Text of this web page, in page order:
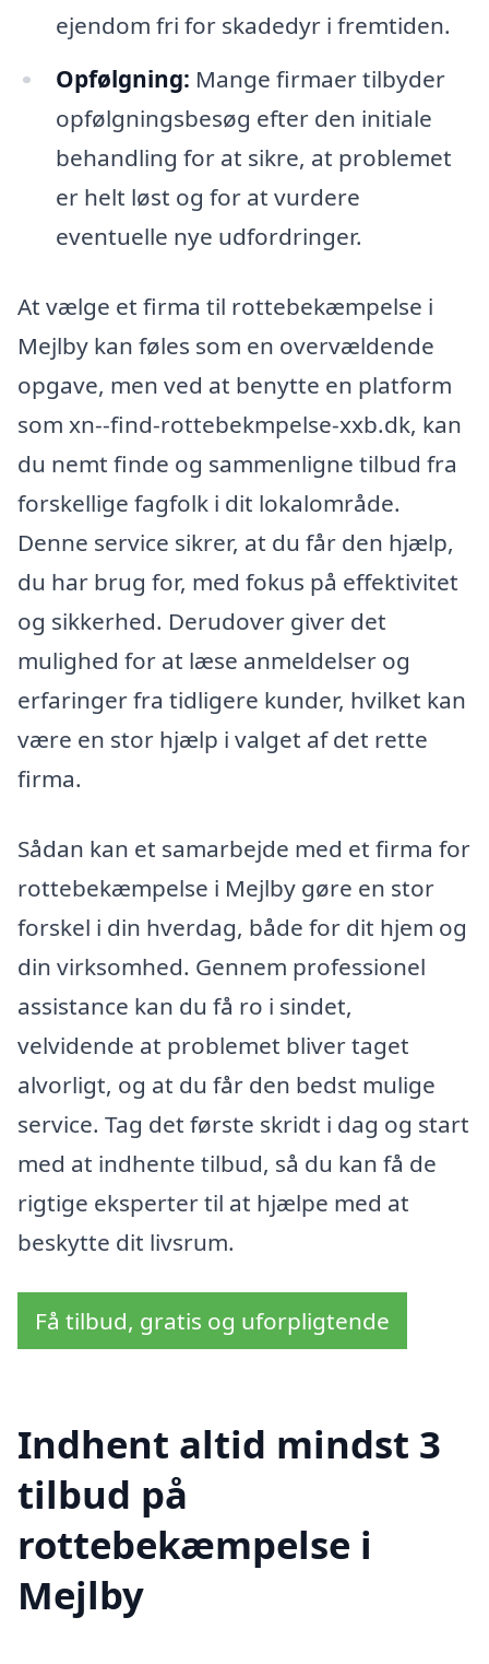
ejendom fri for skadedyr i fremtiden.
Opfølgning: Mange firmaer tilbyder
opfølgningsbesøg efter den initiale
behandling for at sikre, at problemet
er helt løst og for at vurdere
eventuelle nye udfordringer.
At vælge et firma til rottebekæmpelse i
Mejlby kan føles som en overvældende
opgave, men ved at benytte en platform
som xn--find-rottebekmpelse-xxb.dk, kan
du nemt finde og sammenligne tilbud fra
forskellige fagfolk i dit lokalområde.
Denne service sikrer, at du får den hjælp,
du har brug for, med fokus på effektivitet
og sikkerhed. Derudover giver det
mulighed for at læse anmeldelser og
erfaringer fra tidligere kunder, hvilket kan
være en stor hjælp i valget af det rette
firma.
Sådan kan et samarbejde med et firma for
rottebekæmpelse i Mejlby gøre en stor
forskel i din hverdag, både for dit hjem og
din virksomhed. Gennem professionel
assistance kan du få ro i sindet,
velvidende at problemet bliver taget
alvorligt, og at du får den bedst mulige
service. Tag det første skridt i dag og start
med at indhente tilbud, så du kan få de
rigtige eksperter til at hjælpe med at
beskytte dit livsrum.
Få tilbud, gratis og uforpligtende
Indhent altid mindst 3
tilbud på
rottebekæmpelse i
Mejlby